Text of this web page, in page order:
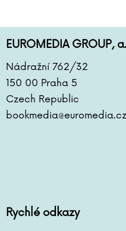
EUROMEDIA GROUP,
Nádražní 762/32
150 00 Praha 5
Czech Republic
bookmedia@euromedia.cz
Rychlé odkazy